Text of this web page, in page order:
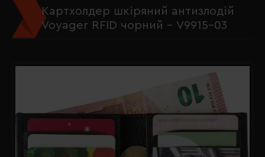
Картхолдер шкіряний антизлодій
Voyager RFID чорний - V9915-03